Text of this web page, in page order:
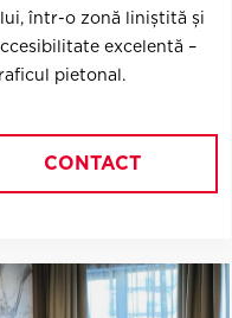
într-o zonă liniștită și
excelentă –
pietonal.
CONTACT